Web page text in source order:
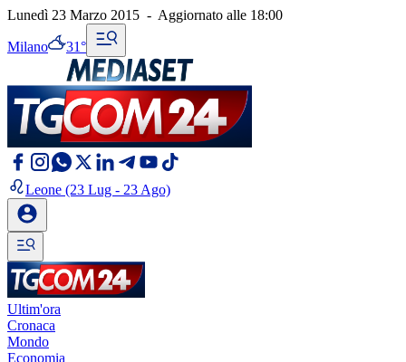
Lunedì 23 Marzo 2015 - Aggiornato alle 18:00
Milano 31°
Leone (23 Lug - 23 Ago)
Ultim'ora
Cronaca
Mondo
Economia